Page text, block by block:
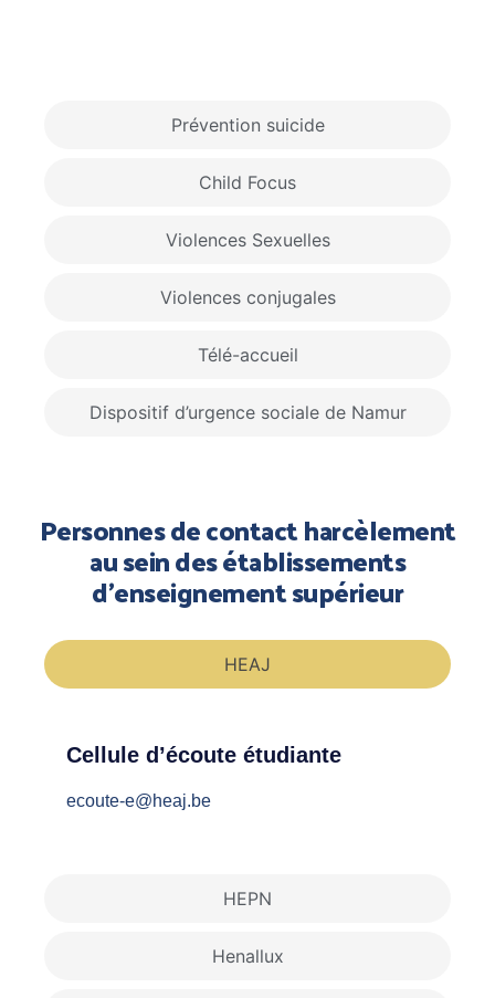
Prévention suicide
Child Focus
Violences Sexuelles
Violences conjugales
Télé-accueil
Dispositif d’urgence sociale de Namur
Personnes de contact harcèlement
au sein des établissements
d’enseignement supérieur
HEAJ
HEPN
Henallux
Cellule d’écoute étudiante
ecoute-e@heaj.be